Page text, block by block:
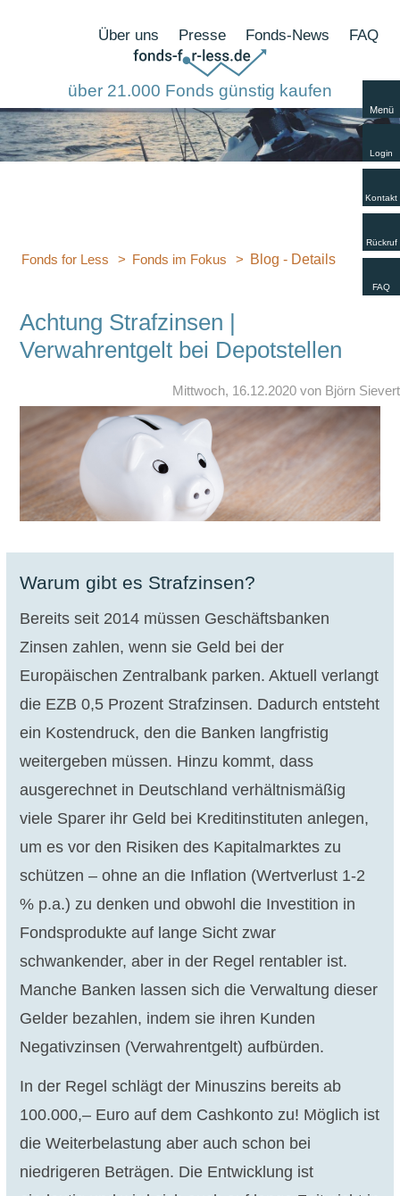
Über uns Presse Fonds-News FAQ
über 21.000 Fonds günstig kaufen
Login
Kontakt
Rückruf
FAQ
Menü
Fonds for Less Fonds im Fokus Blog - Details
Achtung Strafzinsen |
Verwahrentgelt bei Depotstellen
Mittwoch, 16.12.2020 von Björn Sievert
Warum gibt es Strafzinsen?
Bereits seit 2014 müssen Geschäftsbanken
Zinsen zahlen, wenn sie Geld bei der
Europäischen Zentralbank parken. Aktuell verlangt
die EZB 0,5 Prozent Strafzinsen. Dadurch entsteht
ein Kostendruck, den die Banken langfristig
weitergeben müssen. Hinzu kommt, dass
ausgerechnet in Deutschland verhältnismäßig
viele Sparer ihr Geld bei Kreditinstituten anlegen,
um es vor den Risiken des Kapitalmarktes zu
schützen – ohne an die Inflation (Wertverlust 1-2
% p.a.) zu denken und obwohl die Investition in
Fondsprodukte auf lange Sicht zwar
schwankender, aber in der Regel rentabler ist.
Manche Banken lassen sich die Verwaltung dieser
Gelder bezahlen, indem sie ihren Kunden
Negativzinsen (Verwahrentgelt) aufbürden.
In der Regel schlägt der Minuszins bereits ab
100.000,– Euro auf dem Cashkonto zu! Möglich ist
die Weiterbelastung aber auch schon bei
niedrigeren Beträgen. Die Entwicklung ist